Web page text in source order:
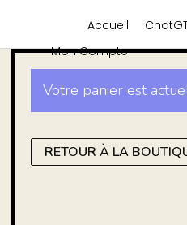
Accueil
Mon Compte
Votre panier est
RETOUR À LA